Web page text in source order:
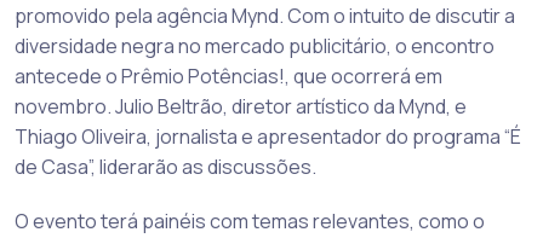
promovido pela agência Mynd. Com o intuito de discutir a
diversidade negra no mercado publicitário, o encontro
antecede o Prêmio Potências!, que ocorrerá em
novembro. Julio Beltrão, diretor artístico da Mynd, e
Thiago Oliveira, jornalista e apresentador do programa “É
de Casa”, liderarão as discussões.
O evento terá painéis com temas relevantes, como o